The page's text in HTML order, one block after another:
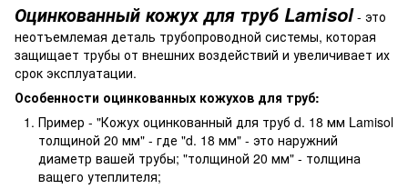
Оцинкованный кожух для труб Lamisol- это
неотъемлемая деталь трубопроводной системы, которая
защищает трубы от внешних воздействий и увеличивает их
срок эксплуатации.
Особенности оцинкованных кожухов для труб:
Пример - "Кожух оцинкованный для труб d. 18 мм Lamisol
толщиной 20 мм" - где "d. 18 мм" - это наружний
диаметр вашей трубы; "толщиной 20 мм" - толщина
ващего утеплителя;